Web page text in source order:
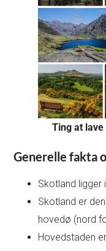
Ting at
Generelle fakta
Skotland ligger
Skotland er
hovedø (nord
Hovedstaden